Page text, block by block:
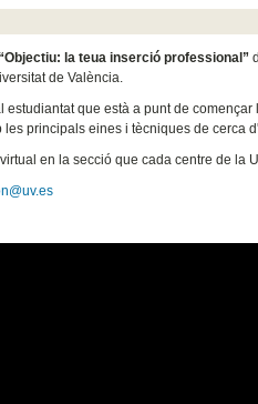
la teua inserció professional”
de València.
estudiantat que està a punt de
principals eines i tècniques de cerca
en la secció que cada centre de la